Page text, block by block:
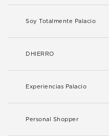
Soy Totalmente Palacio
DHIERRO
Experiencias Palacio
Personal Shopper